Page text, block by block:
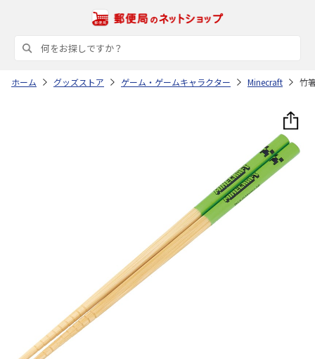
ホーム グッズストア ゲーム・ゲームキャラクター Minecraft 竹